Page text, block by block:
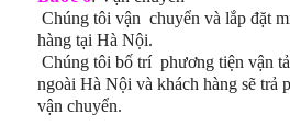
Chúng tôi vận chuyển và lắp đặt
hàng tại Hà Nội.
Chúng tôi bố trí phương tiện vận
ngoài Hà Nội và khách hàng sẽ trả
vận chuyển.